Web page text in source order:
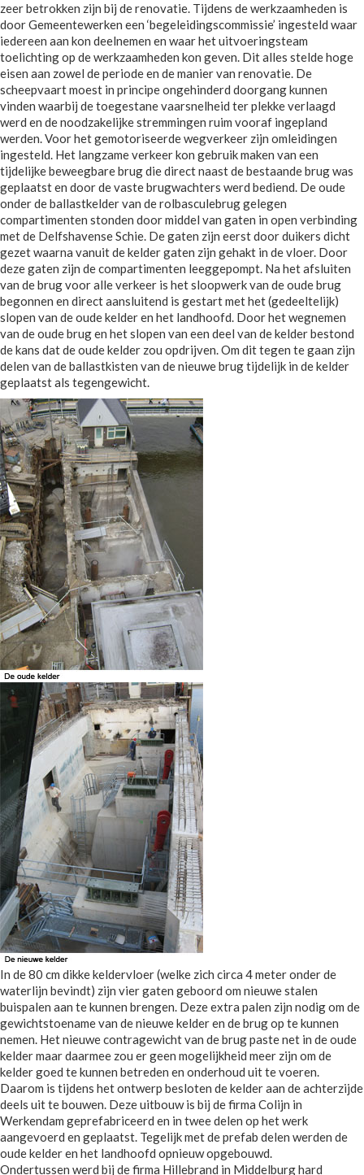
zeer betrokken zijn bij de renovatie. Tijdens de werkzaamheden is
door Gemeentewerken een ‘begeleidingscommissie’ ingesteld waar
iedereen aan kon deelnemen en waar het uitvoeringsteam
toelichting op de werkzaamheden kon geven. Dit alles stelde hoge
eisen aan zowel de periode en de manier van renovatie. De
scheepvaart moest in principe ongehinderd doorgang kunnen
vinden waarbij de toegestane vaarsnelheid ter plekke verlaagd
werd en de noodzakelijke stremmingen ruim vooraf ingepland
werden. Voor het gemotoriseerde wegverkeer zijn omleidingen
ingesteld. Het langzame verkeer kon gebruik maken van een
tijdelijke beweegbare brug die direct naast de bestaande brug was
geplaatst en door de vaste brugwachters werd bediend. De oude
onder de ballastkelder van de rolbasculebrug gelegen
compartimenten stonden door middel van gaten in open verbinding
met de Delfshavense Schie. De gaten zijn eerst door duikers dicht
gezet waarna vanuit de kelder gaten zijn gehakt in de vloer. Door
deze gaten zijn de compartimenten leeggepompt. Na het afsluiten
van de brug voor alle verkeer is het sloopwerk van de oude brug
begonnen en direct aansluitend is gestart met het (gedeeltelijk)
slopen van de oude kelder en het landhoofd. Door het wegnemen
van de oude brug en het slopen van een deel van de kelder bestond
de kans dat de oude kelder zou opdrijven. Om dit tegen te gaan zijn
delen van de ballastkisten van de nieuwe brug tijdelijk in de kelder
geplaatst als tegengewicht.
In de 80 cm dikke keldervloer (welke zich circa 4 meter onder de
waterlijn bevindt) zijn vier gaten geboord om nieuwe stalen
buispalen aan te kunnen brengen. Deze extra palen zijn nodig om de
gewichtstoename van de nieuwe kelder en de brug op te kunnen
nemen. Het nieuwe contragewicht van de brug paste net in de oude
kelder maar daarmee zou er geen mogelijkheid meer zijn om de
kelder goed te kunnen betreden en onderhoud uit te voeren.
Daarom is tijdens het ontwerp besloten de kelder aan de achterzijde
deels uit te bouwen. Deze uitbouw is bij de firma Colijn in
Werkendam geprefabriceerd en in twee delen op het werk
aangevoerd en geplaatst. Tegelijk met de prefab delen werden de
oude kelder en het landhoofd opnieuw opgebouwd.
Ondertussen werd bij de firma Hillebrand in Middelburg hard